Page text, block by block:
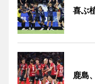
喜ぶ
鹿島